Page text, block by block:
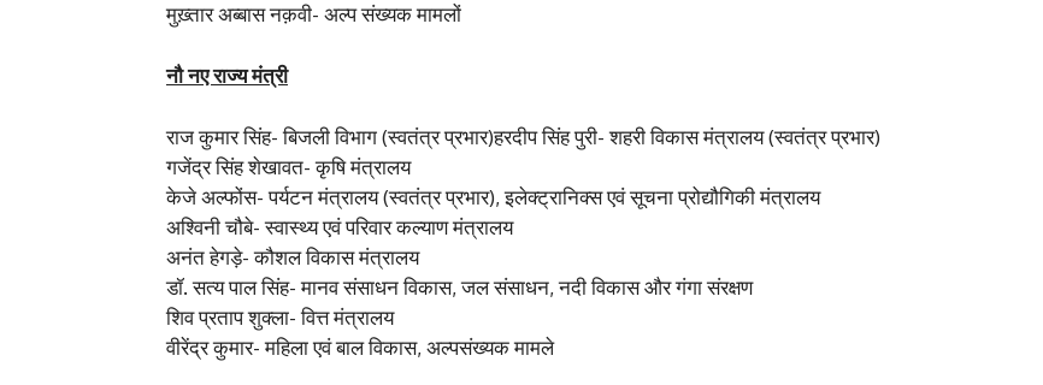
मुख़्तार अब्बास नक़वी- अल्प संख्यक मामलों
नौ नए राज्य मंत्री
राज कुमार सिंह- बिजली विभाग (स्वतंत्र प्रभार)हरदीप सिंह पुरी- शहरी विकास मंत्रालय (स्वतंत्र प्रभार)
गजेंद्र सिंह शेखावत- कृषि मंत्रालय
केजे अल्फोंस- पर्यटन मंत्रालय (स्वतंत्र प्रभार), इलेक्ट्रानिक्स एवं सूचना प्रोद्यौगिकी मंत्रालय
अश्विनी चौबे- स्वास्थ्य एवं परिवार कल्याण मंत्रालय
अनंत हेगड़े- कौशल विकास मंत्रालय
डॉ. सत्य पाल सिंह- मानव संसाधन विकास, जल संसाधन, नदी विकास और गंगा संरक्षण
शिव प्रताप शुक्ला- वित्त मंत्रालय
वीरेंद्र कुमार- महिला एवं बाल विकास, अल्पसंख्यक मामले